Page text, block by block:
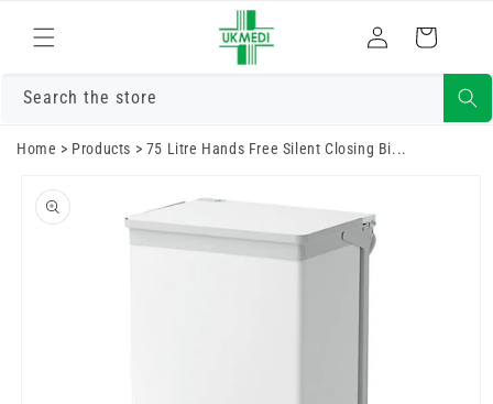
към
съдържанието
Влизам Количка
Search the store
Home > Products > 75 Litre Hands Free Silent Closing Bi...
информацията
за продукта